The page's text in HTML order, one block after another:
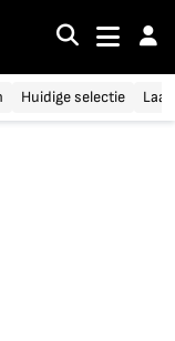
Huidige selectie